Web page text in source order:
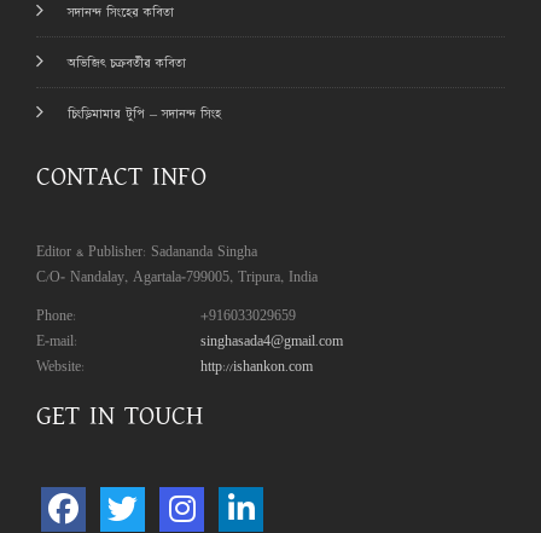
সদানন্দ সিংহের কবিতা
অভিজিৎ চক্রবর্তীর কবিতা
চিংড়িমামার টুপি – সদানন্দ সিংহ
CONTACT INFO
Editor & Publisher: Sadananda Singha
C/O- Nandalay, Agartala-799005, Tripura, India
Phone:
+916033029659
E-mail:
singhasada4@gmail.com
Website:
http://ishankon.com
GET IN TOUCH